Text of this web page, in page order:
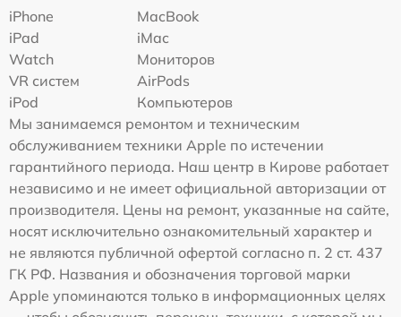
iPhone
MacBook
iPad
iMac
Watch
Мониторов
VR систем
AirPods
iPod
Компьютеров
Мы занимаемся ремонтом и техническим
обслуживанием техники Apple по истечении
гарантийного периода. Наш центр в Кирове работает
независимо и не имеет официальной авторизации от
производителя. Цены на ремонт, указанные на сайте,
носят исключительно ознакомительный характер и
не являются публичной офертой согласно п. 2 ст. 437
ГК РФ. Названия и обозначения торговой марки
Apple упоминаются только в информационных целях